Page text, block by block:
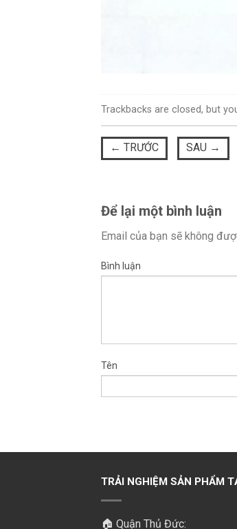
Trackbacks are closed, but
← TRƯỚC SAU →
Để lại một bình luận
Email của bạn sẽ không
Bình luận
Tên
TRẢI NGHIỆM SẢN PHẨM
🏠 Quận Thủ Đức: